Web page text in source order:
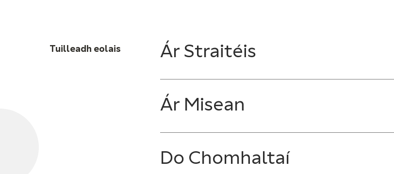
Tuilleadh eolais Ár Straitéis
Ár Misean
Do Chomhaltaí